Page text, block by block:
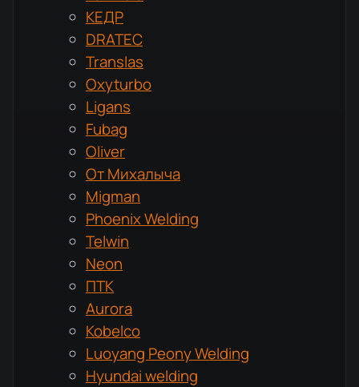
КЕДР
DRATEC
Translas
Oxyturbo
Ligans
Fubag
Oliver
От Михалыча
Migman
Phoenix Welding
Telwin
Neon
ПТК
Aurora
Kobelco
Luoyang Peony Welding
Hyundai welding